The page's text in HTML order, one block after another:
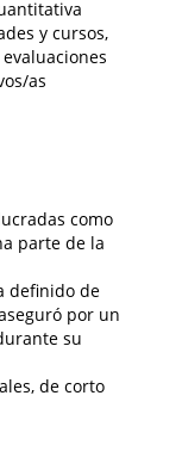
y cursos,
as
como
parte de la
definido de
por un
su
de corto